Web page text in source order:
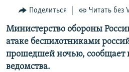
поискуИНФОГРАФИКА
ТЕЛЕПРОЕКТ КРЫМ.РЕАЛИИ
СОВЕТЫ ПРАВОЗАЩИТНИКОВ
ПРОПАВШИЕ БЕЗ ВЕСТИ
КАК ОБОЙТИ БЛОКИРОВКУ
Українською
Qırımtatar
Поделиться Читать без
Министерство обороны
атаке беспилотниками
прошедшей ночью, сообщает
ведомства.